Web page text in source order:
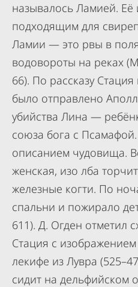
называлось Ламией.
подходящим для
Ламии — это рвы в
водовороты на реках
66). По рассказу
было отправлено
убийства Лина —
союза бога с
описанием чудовища.
женская, изо лба
железные когти. По
спальни и пожирало
611). Д. Огден отметил
Стация с
лекифе из Лувра
сидит на дельфийском